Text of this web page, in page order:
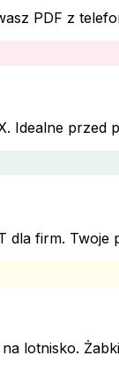
PDF z
Idealne
firm. Twoje
lotnisko.